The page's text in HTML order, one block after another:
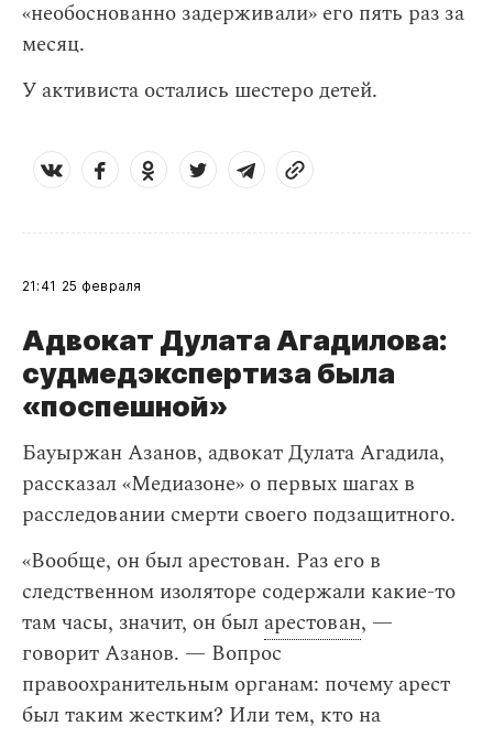
«необоснованно задерживали» его пять раз за
месяц.
У активиста остались шестеро детей.
21:41 25 февраля
Адвокат Дулата Агадилова:
судмедэкспертиза была
«поспешной»
Бауыржан Азанов, адвокат Дулата Агадила,
рассказал «Медиазоне» о первых шагах в
расследовании смерти своего подзащитного.
«Вообще, он был арестован. Раз его в
следственном изоляторе содержали какие-то
там часы, значит, он был арестован, —
говорит Азанов. — Вопрос
правоохранительным органам: почему арест
был таким жестким? Или тем, кто на